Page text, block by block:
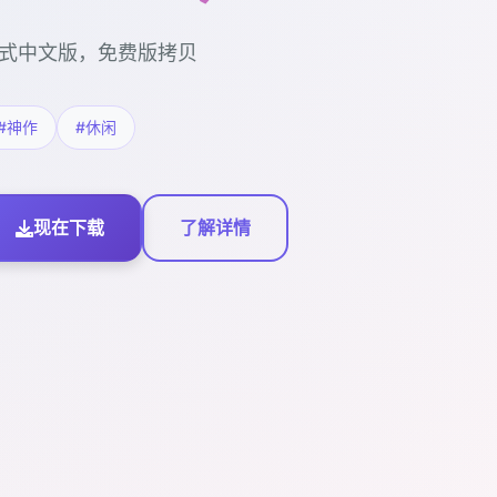
中文版，免费版拷贝
神作 #休闲
现在下载 了解详情